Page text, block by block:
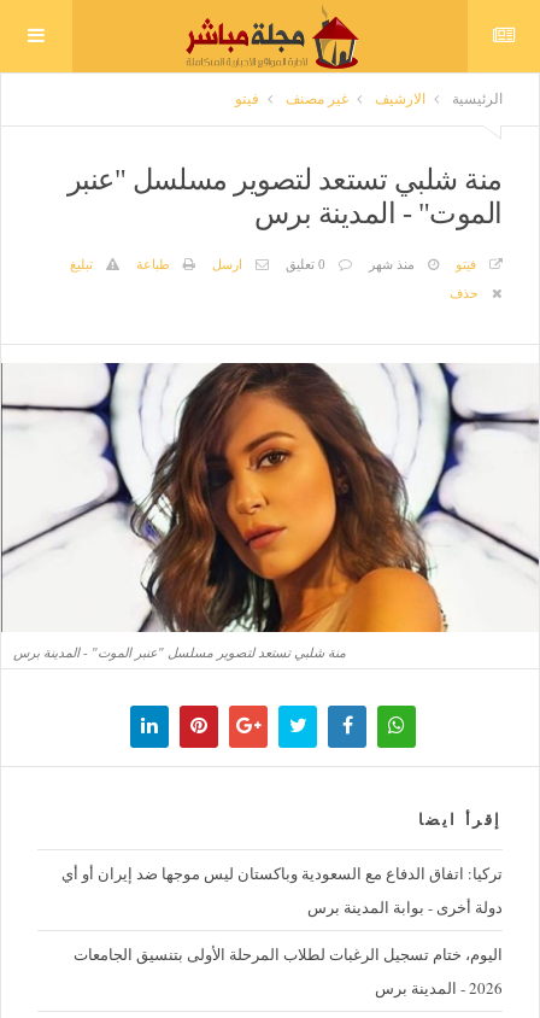
الرئيسية الارشيف غير مصنف فيتو
منة شلبي تستعد لتصوير مسلسل "عنبر
الموت" - المدينة برس
فيتو منذ شهر 0 تعليق ارسل طباعة
تبليغ
حذف
منة شلبي تستعد لتصوير مسلسل "عنبر الموت" - المدينة برس
إقرأ ايضا
تركيا: اتفاق الدفاع مع السعودية وباكستان ليس موجها ضد إيران أو أي
دولة أخرى - بوابة المدينة برس
اليوم، ختام تسجيل الرغبات لطلاب المرحلة الأولى بتنسيق الجامعات
2026 - المدينة برس